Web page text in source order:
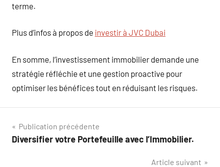
terme.
Plus d’infos à propos de investir à JVC Dubai
En somme, l’investissement immobilier demande une
stratégie réfléchie et une gestion proactive pour
optimiser les bénéfices tout en réduisant les risques.
Navigation
de
Publication précédente
Diversifier votre Portefeuille avec l’Immobilier.
Article suivant